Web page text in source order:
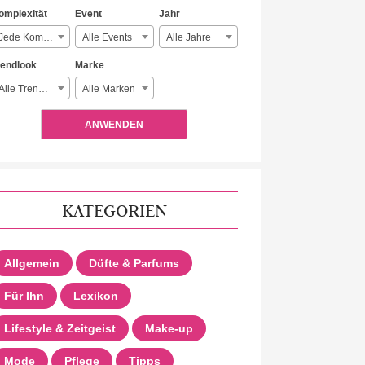
Jede Komplexität
Event
Alle Events
Jahr
Alle Jahre
Alle Trendlooks
Marke
Alle Marken
ANWENDEN
KATEGORIEN
Allgemein Düfte & Parfums
Für Ihn Lexikon
Lifestyle & Zeitgeist Make-up
Mode Pflege Tipps